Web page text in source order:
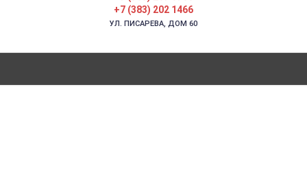
+7 (383) 202 1466
УЛ. ПИСАРЕВА, ДОМ 60